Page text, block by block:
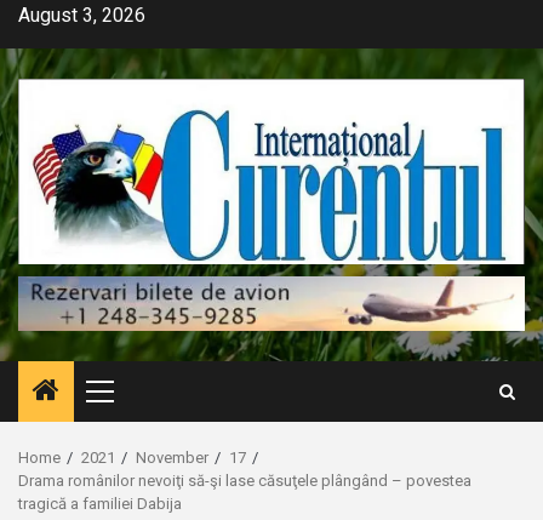
Skip
content
August 3, 2026
Primary
Menu
Home 2021 November
17
Drama românilor nevoiţi să-şi lase căsuţele plângând – povestea
tragică a familiei Dabija